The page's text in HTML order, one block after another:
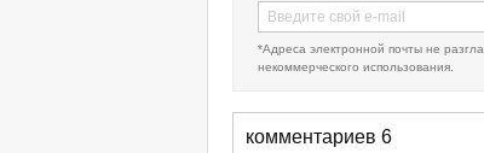
*Адреса электронной почты не
некоммерческого использования.
комментариев 6